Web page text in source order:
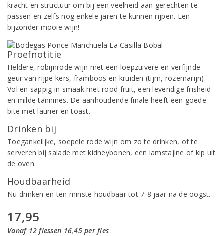
kracht en structuur om bij een veelheid aan gerechten te
passen en zelfs nog enkele jaren te kunnen rijpen. Een
bijzonder mooie wijn!
Proefnotitie
Heldere, robijnrode wijn met een loepzuivere en verfijnde
geur van rijpe kers, framboos en kruiden (tijm, rozemarijn).
Vol en sappig in smaak met rood fruit, een levendige frisheid
en milde tannines. De aanhoudende finale heeft een goede
bite met laurier en toast.
Drinken bij
Toegankelijke, soepele rode wijn om zo te drinken, of te
serveren bij salade met kidneybonen, een lamstajine of kip uit
de oven.
Houdbaarheid
Nu drinken en ten minste houdbaar tot 7-8 jaar na de oogst.
17,95
Vanaf 12 flessen 16,45 per fles